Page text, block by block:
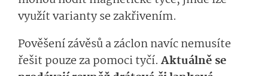
využít varianty se zakřivením.
Pověšení závěsů a záclon navíc nemusíte
řešit pouze za pomoci tyčí. Aktuálně se